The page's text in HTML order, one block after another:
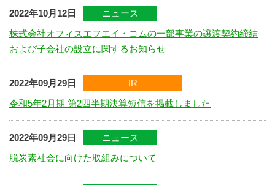
2022年10月12日
ニュース
株式会社オフィスエフエイ・コムの一部事業の譲渡契約締結
および子会社の設立に関するお知らせ
2022年09月29日
IR
令和5年2月期 第2四半期決算短信を掲載しました
2022年09月29日
ニュース
脱炭素社会に向けた取組みについて